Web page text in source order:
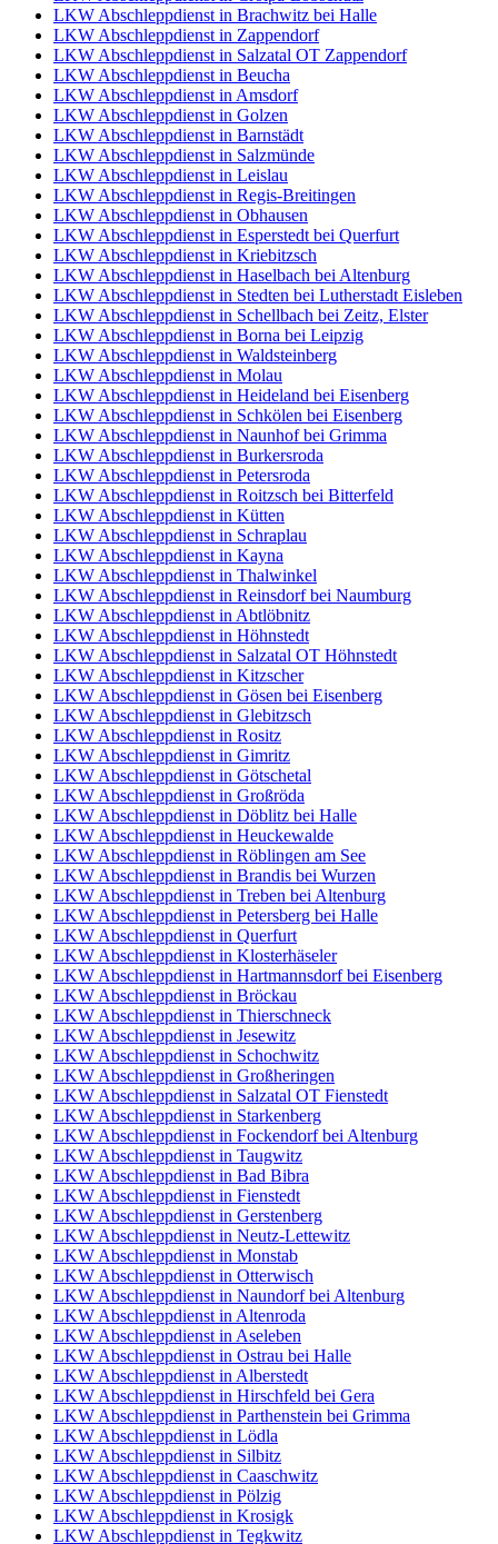
LKW Abschleppdienst in Brachwitz bei Halle
LKW Abschleppdienst in Zappendorf
LKW Abschleppdienst in Salzatal OT Zappendorf
LKW Abschleppdienst in Beucha
LKW Abschleppdienst in Amsdorf
LKW Abschleppdienst in Golzen
LKW Abschleppdienst in Barnstädt
LKW Abschleppdienst in Salzmünde
LKW Abschleppdienst in Leislau
LKW Abschleppdienst in Regis-Breitingen
LKW Abschleppdienst in Obhausen
LKW Abschleppdienst in Esperstedt bei Querfurt
LKW Abschleppdienst in Kriebitzsch
LKW Abschleppdienst in Haselbach bei Altenburg
LKW Abschleppdienst in Stedten bei Lutherstadt Eisleben
LKW Abschleppdienst in Schellbach bei Zeitz, Elster
LKW Abschleppdienst in Borna bei Leipzig
LKW Abschleppdienst in Waldsteinberg
LKW Abschleppdienst in Molau
LKW Abschleppdienst in Heideland bei Eisenberg
LKW Abschleppdienst in Schkölen bei Eisenberg
LKW Abschleppdienst in Naunhof bei Grimma
LKW Abschleppdienst in Burkersroda
LKW Abschleppdienst in Petersroda
LKW Abschleppdienst in Roitzsch bei Bitterfeld
LKW Abschleppdienst in Kütten
LKW Abschleppdienst in Schraplau
LKW Abschleppdienst in Kayna
LKW Abschleppdienst in Thalwinkel
LKW Abschleppdienst in Reinsdorf bei Naumburg
LKW Abschleppdienst in Abtlöbnitz
LKW Abschleppdienst in Höhnstedt
LKW Abschleppdienst in Salzatal OT Höhnstedt
LKW Abschleppdienst in Kitzscher
LKW Abschleppdienst in Gösen bei Eisenberg
LKW Abschleppdienst in Glebitzsch
LKW Abschleppdienst in Rositz
LKW Abschleppdienst in Gimritz
LKW Abschleppdienst in Götschetal
LKW Abschleppdienst in Großröda
LKW Abschleppdienst in Döblitz bei Halle
LKW Abschleppdienst in Heuckewalde
LKW Abschleppdienst in Röblingen am See
LKW Abschleppdienst in Brandis bei Wurzen
LKW Abschleppdienst in Treben bei Altenburg
LKW Abschleppdienst in Petersberg bei Halle
LKW Abschleppdienst in Querfurt
LKW Abschleppdienst in Klosterhäseler
LKW Abschleppdienst in Hartmannsdorf bei Eisenberg
LKW Abschleppdienst in Bröckau
LKW Abschleppdienst in Thierschneck
LKW Abschleppdienst in Jesewitz
LKW Abschleppdienst in Schochwitz
LKW Abschleppdienst in Großheringen
LKW Abschleppdienst in Salzatal OT Fienstedt
LKW Abschleppdienst in Starkenberg
LKW Abschleppdienst in Fockendorf bei Altenburg
LKW Abschleppdienst in Taugwitz
LKW Abschleppdienst in Bad Bibra
LKW Abschleppdienst in Fienstedt
LKW Abschleppdienst in Gerstenberg
LKW Abschleppdienst in Neutz-Lettewitz
LKW Abschleppdienst in Monstab
LKW Abschleppdienst in Otterwisch
LKW Abschleppdienst in Naundorf bei Altenburg
LKW Abschleppdienst in Altenroda
LKW Abschleppdienst in Aseleben
LKW Abschleppdienst in Ostrau bei Halle
LKW Abschleppdienst in Alberstedt
LKW Abschleppdienst in Hirschfeld bei Gera
LKW Abschleppdienst in Parthenstein bei Grimma
LKW Abschleppdienst in Lödla
LKW Abschleppdienst in Silbitz
LKW Abschleppdienst in Caaschwitz
LKW Abschleppdienst in Pölzig
LKW Abschleppdienst in Krosigk
LKW Abschleppdienst in Tegkwitz